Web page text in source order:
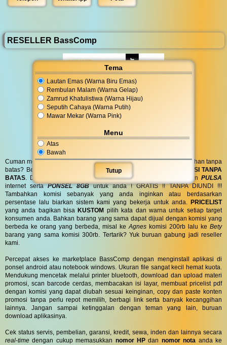
Tema
Lautan Emas (Warna Biru Emas)
Rembulan Malam (Warna Gelap)
Zamrud Khatulistiwa (Warna Hijau)
Seputih Cahaya (Warna Putih)
Mawar Mekar (Warna Pink)
Menu
Atas
Bawah
Tutup
RESELLER BassComp
Cuman modal posting di media sosial bisa dapat penghasilan tambahan tanpa
batas? Bergabung menjadi
RESELLERkami serta dapatkan
KOMISI TANPA
BATAS . Dapatkan BINGKISAN PARCELdi hari spesial anda danPULSA
internet sertaPONSEL 8GBuntuk anda ! GRATIS !! TANPA DIUNDI !!!
Tambahkan komisi sebanyak yang anda inginkan atau berdasarkan
persentase lalu biarkan sistem kami yang bekerja untuk anda. PRICELIST
yang anda bagikan bisaKUSTOM pilih kata dan warna untuk setiap target
konsumen anda. Bahkan barang yang sama dapat dijual dengan komisi yang
berbeda ke orang yang berbeda, misal ke Agnes komisi 200rb lalu ke Bety
barang yang sama komisi 300rb. Tertarik? Yuk buruan gabung jadi reseller
kami.
Percepat akses ke marketplace BassComp dengan menginstall aplikasi di
ponsel android atau notebook windows. Ukuran file sangat kecil hemat kuota.
Mendukung mencetak melalui printer bluetooth, download dan upload materi
promosi, scan barcode cerdas, membacakan isi layar, membuat pricelist pdf
dengan komisi yang dapat diubah sesuai keinginan, copy dan paste konten
promosi tanpa perlu repot memilih, berbagi link serta banyak kecanggihan
lainnya. Jangan sampai ketinggalan dengan teman yang lain, buruan
download aplikasinya.
Cek status servis, pembelian, garansi, kredit, sewa, inden dan lainnya secara
real-time dengan cukup memasukkan nomor HP dan nomor nota anda ke